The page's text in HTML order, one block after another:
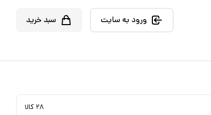
ورود به سایت سبد خرید
۲۸ کالا